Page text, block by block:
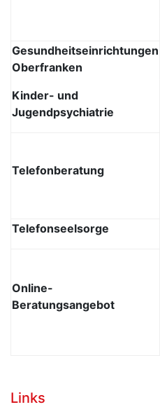
Gesundheitseinrichtungen
Oberfranken
Kinder- und
Jugendpsychiatrie
Telefonberatung
Telefonseelsorge
Online-
Beratungsangebot
Links